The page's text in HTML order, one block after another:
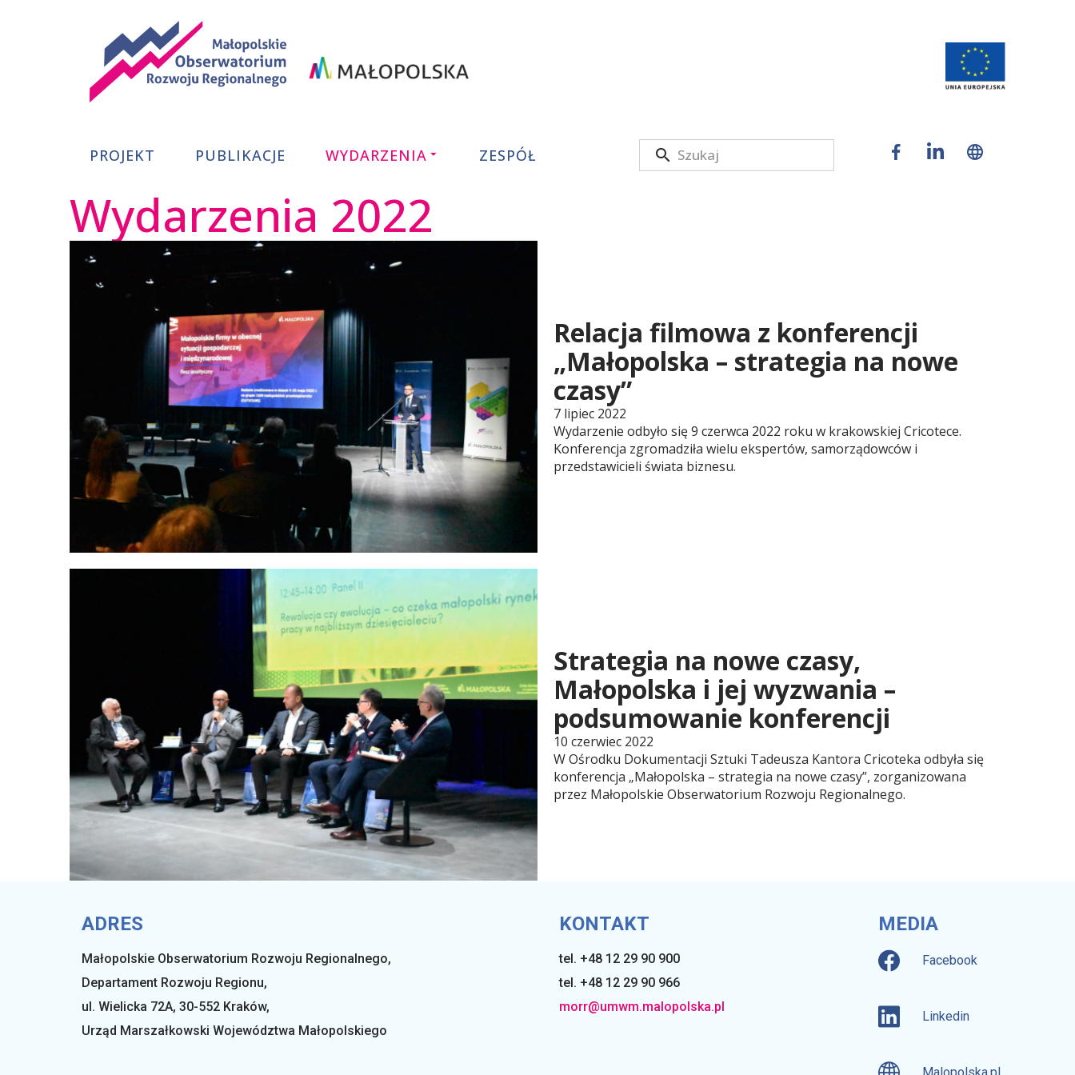
Obserwatorium
Rozwoju
Regionalnego
PROJEKT PUBLIKACJE WYDARZENIA ZESPÓŁ
Wydarzenia 2022
Relacja filmowa z konferencji
„Małopolska – strategia na nowe
czasy”
7 lipiec 2022
Wydarzenie odbyło się 9 czerwca 2022 roku w krakowskiej Cricotece.
Konferencja zgromadziła wielu ekspertów, samorządowców i
przedstawicieli świata biznesu.
Strategia na nowe czasy,
Małopolska i jej wyzwania –
podsumowanie konferencji
10 czerwiec 2022
W Ośrodku Dokumentacji Sztuki Tadeusza Kantora Cricoteka odbyła się
konferencja „Małopolska – strategia na nowe czasy”, zorganizowana
przez Małopolskie Obserwatorium Rozwoju Regionalnego.
ADRES
Małopolskie Obserwatorium Rozwoju Regionalnego,
Departament Rozwoju Regionu,
ul. Wielicka 72A, 30-552 Kraków,
Urząd Marszałkowski Województwa Małopolskiego
KONTAKT
tel. +48 12 29 90 900
tel. +48 12 29 90 966
morr@umwm.malopolska.pl
MEDIA
Facebook
Linkedin
Malopolska.pl